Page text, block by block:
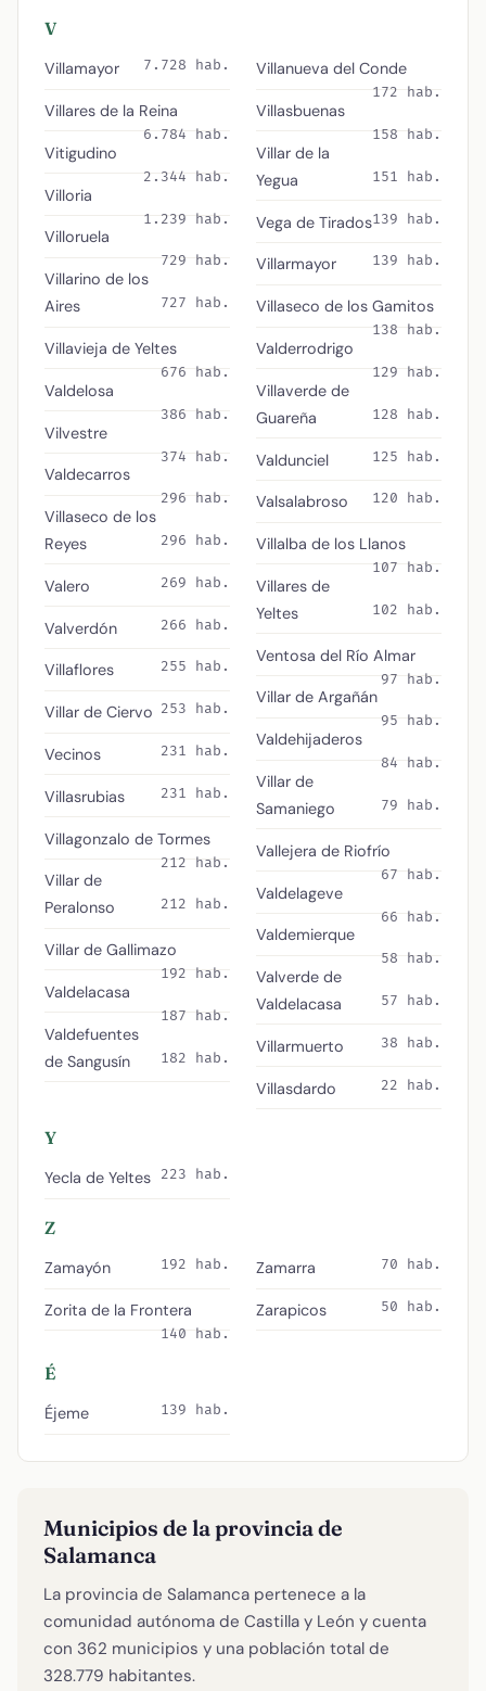
V
Villamayor 7.728 hab.
Villares de la Reina
6.784 hab.
Vitigudino
2.344 hab.
Villoria
1.239 hab.
Villoruela
729 hab.
Villarino de los
Aires
727 hab.
Villavieja de Yeltes
676 hab.
Valdelosa
386 hab.
Vilvestre
374 hab.
Valdecarros
296 hab.
Villaseco de los
Reyes
296 hab.
Valero 269 hab.
Valverdón 266 hab.
Villaflores 255 hab.
Villar de Ciervo 253 hab.
Vecinos 231 hab.
Villasrubias 231 hab.
Villagonzalo de Tormes
212 hab.
Villar de
Peralonso
212 hab.
Villar de Gallimazo
192 hab.
Valdelacasa
187 hab.
Valdefuentes
de Sangusín
182 hab.
Villanueva del Conde
172 hab.
Villasbuenas
158 hab.
Villar de la
Yegua
151 hab.
Vega de Tirados139 hab.
Villarmayor 139 hab.
Villaseco de los Gamitos
138 hab.
Valderrodrigo
129 hab.
Villaverde de
Guareña
128 hab.
Valdunciel 125 hab.
Valsalabroso 120 hab.
Villalba de los Llanos
107 hab.
Villares de
Yeltes
102 hab.
Ventosa del Río Almar
97 hab.
Villar de Argañán
95 hab.
Valdehijaderos
84 hab.
Villar de
Samaniego
79 hab.
Vallejera de Riofrío
67 hab.
Valdelageve
66 hab.
Valdemierque
58 hab.
Valverde de
Valdelacasa
57 hab.
Villarmuerto 38 hab.
Villasdardo 22 hab.
Y
Yecla de Yeltes 223 hab.
Z
Zamayón 192 hab.
Zorita de la Frontera
140 hab.
Zamarra 70 hab.
Zarapicos 50 hab.
É
Éjeme 139 hab.
Municipios de la provincia de
Salamanca
La provincia de Salamanca pertenece a la
comunidad autónoma de Castilla y León y cuenta
con 362 municipios y una población total de
328.779 habitantes.